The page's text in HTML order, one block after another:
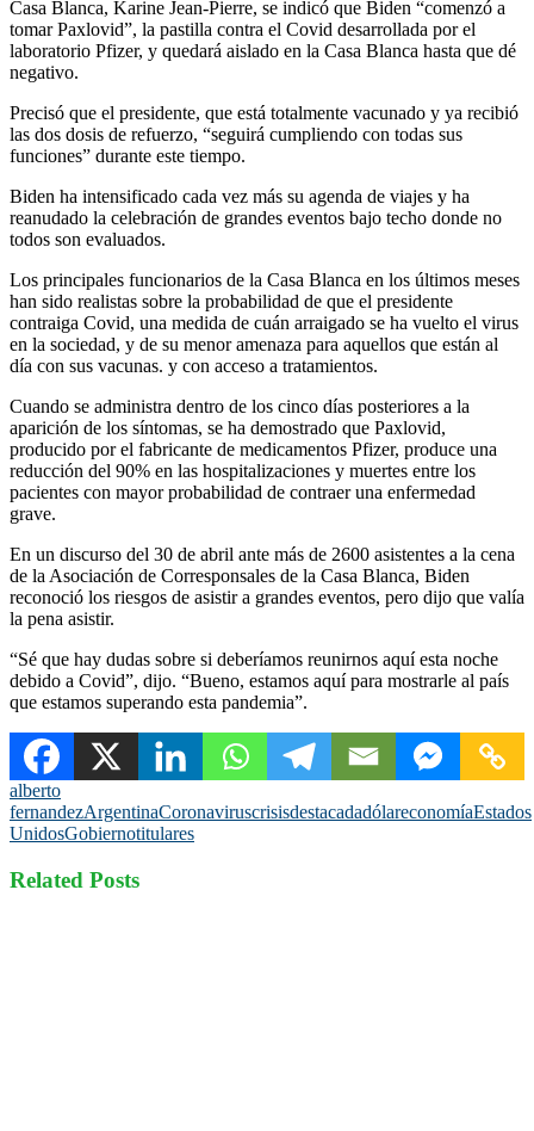
Casa Blanca, Karine Jean-Pierre, se indicó que Biden “comenzó a
tomar Paxlovid”, la pastilla contra el Covid desarrollada por el
laboratorio Pfizer, y quedará aislado en la Casa Blanca hasta que dé
negativo.
Precisó que el presidente, que está totalmente vacunado y ya recibió
las dos dosis de refuerzo, “seguirá cumpliendo con todas sus
funciones” durante este tiempo.
Biden ha intensificado cada vez más su agenda de viajes y ha
reanudado la celebración de grandes eventos bajo techo donde no
todos son evaluados.
Los principales funcionarios de la Casa Blanca en los últimos meses
han sido realistas sobre la probabilidad de que el presidente
contraiga Covid, una medida de cuán arraigado se ha vuelto el virus
en la sociedad, y de su menor amenaza para aquellos que están al
día con sus vacunas. y con acceso a tratamientos.
Cuando se administra dentro de los cinco días posteriores a la
aparición de los síntomas, se ha demostrado que Paxlovid,
producido por el fabricante de medicamentos Pfizer, produce una
reducción del 90% en las hospitalizaciones y muertes entre los
pacientes con mayor probabilidad de contraer una enfermedad
grave.
En un discurso del 30 de abril ante más de 2600 asistentes a la cena
de la Asociación de Corresponsales de la Casa Blanca, Biden
reconoció los riesgos de asistir a grandes eventos, pero dijo que valía
la pena asistir.
“Sé que hay dudas sobre si deberíamos reunirnos aquí esta noche
debido a Covid”, dijo. “Bueno, estamos aquí para mostrarle al país
que estamos superando esta pandemia”.
alberto
fernandezArgentinaCoronaviruscrisisdestacadadólareconomíaEstados
UnidosGobiernotitulares
Related Posts